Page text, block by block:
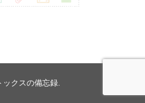
ックスの備忘録.